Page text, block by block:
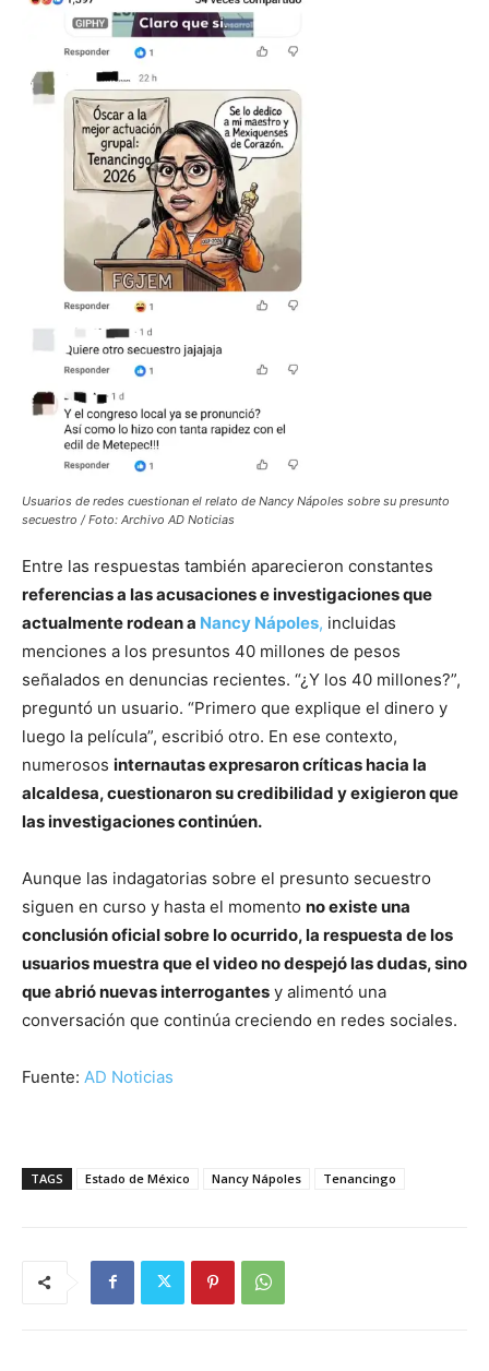
Usuarios de redes cuestionan el relato de Nancy Nápoles sobre su presunto
secuestro / Foto: Archivo AD Noticias
Entre las respuestas también aparecieron constantes
referencias a las acusaciones e investigaciones que
actualmente rodean a Nancy Nápoles, incluidas
menciones a los presuntos 40 millones de pesos
señalados en denuncias recientes. “¿Y los 40 millones?”,
preguntó un usuario. “Primero que explique el dinero y
luego la película”, escribió otro. En ese contexto,
numerosos internautas expresaron críticas hacia la
alcaldesa, cuestionaron su credibilidad y exigieron que
las investigaciones continúen.
Aunque las indagatorias sobre el presunto secuestro
siguen en curso y hasta el momento no existe una
conclusión oficial sobre lo ocurrido, la respuesta de los
usuarios muestra que el video no despejó las dudas, sino
que abrió nuevas interrogantes y alimentó una
conversación que continúa creciendo en redes sociales.
Fuente: AD Noticias
TAGS Estado de México Nancy Nápoles Tenancingo